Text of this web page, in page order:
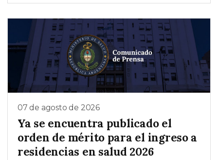
07 de agosto de 2026
Ya se encuentra publicado el
orden de mérito para el ingreso a
residencias en salud 2026